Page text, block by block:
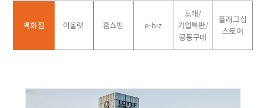
백화점 아울렛 홈쇼핑 e-biz
도매/
기업특판/
공동구매
플래그십
스토어